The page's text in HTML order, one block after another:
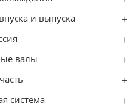
и выпуска
валы
система